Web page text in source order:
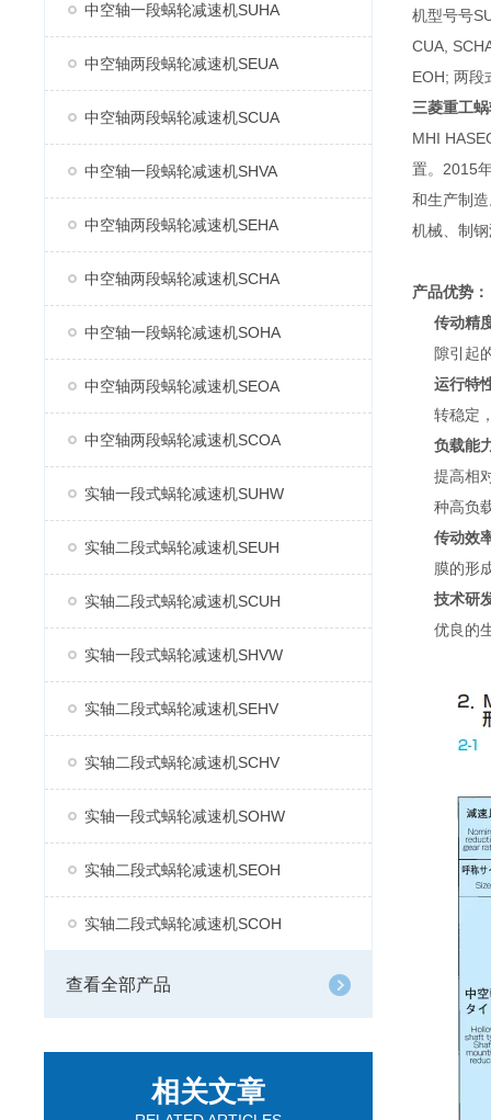
中空轴一段蜗轮减速机SUHA
中空轴两段蜗轮减速机SEUA
中空轴两段蜗轮减速机SCUA
中空轴一段蜗轮减速机SHVA
中空轴两段蜗轮减速机SEHA
中空轴两段蜗轮减速机SCHA
中空轴一段蜗轮减速机SOHA
中空轴两段蜗轮减速机SEOA
中空轴两段蜗轮减速机SCOA
实轴一段式蜗轮减速机SUHW
实轴二段式蜗轮减速机SEUH
实轴二段式蜗轮减速机SCUH
实轴一段式蜗轮减速机SHVW
实轴二段式蜗轮减速机SEHV
实轴二段式蜗轮减速机SCHV
实轴一段式蜗轮减速机SOHW
实轴二段式蜗轮减速机SEOH
实轴二段式蜗轮减速机SCOH
查看全部产品
相关文章
机型号号
CUA,
EOH; 两段
三菱重工
MHI
置。2015
和生产制
机械、制
产品优势：
传动精
隙引起
运行特
转稳定
负载能
提高相
种高负
传动效
膜的形
技术研
优良的